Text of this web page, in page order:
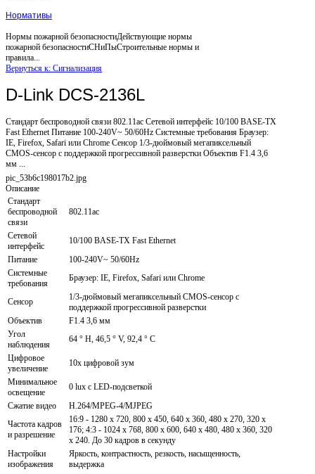
Нормативы
Нормы пожарной безопасностиДействующие нормы
пожарной безопасностиСНиПыСтроительные нормы и
правила...
Вернуться к: Сигнализация
D-Link DCS-2136L
Стандарт беспроводной связи 802.11ac Сетевой интерфейс 10/100 BASE-TX
Fast Ethernet Питание 100-240V~ 50/60Hz Системные требования Браузер:
IE, Firefox, Safari или Chrome Сенсор 1/3-дюймовый мегапиксельный
CMOS-сенсор с поддержкой прогрессивной разверстки Объектив F1.4 3,6
мм ...
pic_53b6c198017b2.jpg
Описание
Стандарт
беспроводной
связи
802.11ac
Сетевой
интерфейс
10/100 BASE-TX Fast Ethernet
Питание
100-240V~ 50/60Hz
Системные
требования
Браузер: IE, Firefox, Safari или Chrome
Сенсор
1/3-дюймовый мегапиксельный CMOS-сенсор с
поддержкой прогрессивной разверстки
Объектив
F1.4 3,6 мм
Угол
наблюдения
64 ° Н, 46,5 ° V, 92,4 ° С
Цифровое
увеличение
10x цифровой зум
Минимальное
освещение
0 lux с LED-подсветкой
Сжатие видео
H.264/MPEG-4/MJPEG
Частота кадров
и разрешение
16:9 - 1280 х 720, 800 х 450, 640 х 360, 480 х 270, 320 х
176; 4:3 - 1024 х 768, 800 х 600, 640 х 480, 480 х 360, 320
х 240. До 30 кадров в секунду
Настройки
изображения
Яркость, контрастность, резкость, насыщенность,
выдержка